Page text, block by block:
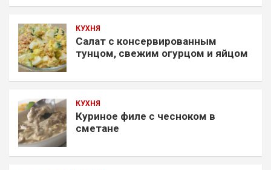
КУХНЯ
Салат с консервированным
тунцом, свежим огурцом и яйцом
КУХНЯ
Куриное филе с чесноком в
сметане